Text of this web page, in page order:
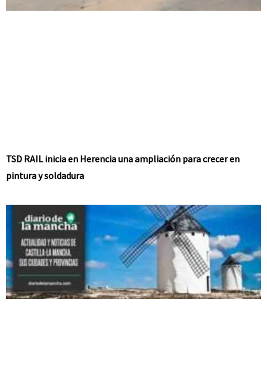
TSD RAIL inicia en Herencia una ampliación para crecer en
pintura y soldadura